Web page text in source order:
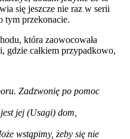
się jeszcze nie raz w serii
tym przekonacie.
która zaowocowała
gdzie całkiem przypadkowo,
Zadzwonię po pomoc
jej (Usagi) dom,
wstąpimy, żeby się nie